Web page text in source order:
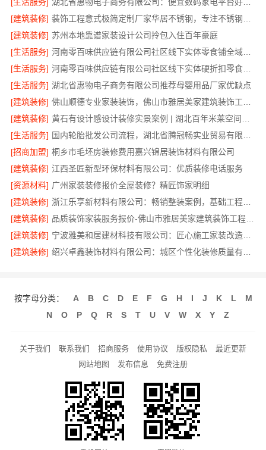
[建筑装修]
[建筑装修] 苏州本地靠谱家装设计公司拎包入住百年豪庭
[生活服务]
河南零百味供应链有限公司社区线下实体零食铺全域盈利
[生活服务]
河南零百味供应链有限公司社区线下实体硬折扣零食铺全域盈利
[生活服务] 湖北省惠物电子商务有限公司推荐母婴用品厂家优缺点
[建筑装修]
[建筑装修]
[生活服务]
[招商加盟] 桐乡市毛坯房装修费用嘉兴锦居装饰材料有限公司
[建筑装修] 江西圣匠新型环保材料有限公司：优质装修电话服务
[资源材料] 广州家装装修报价全屋装修？精匠饰家明细
[建筑装修]
浙江乐享新材料有限公司：畅销整装案例，基础工程上门服务
[建筑装修]
品质装饰家装服务报价-佛山市雅居美家建筑装饰工程有限公司
[建筑装修]
宁波雅美和居建材科技有限公司：匠心施工家装改造二手房改造
[建筑装修]
按字母分类： A B C D E F G H I J K L
M
N
O P Q R S T U V W X Y Z
关于我们 联系我们 招商服务 使用协议 版权隐私
最近更新
网站地图
发布信息 免费注册